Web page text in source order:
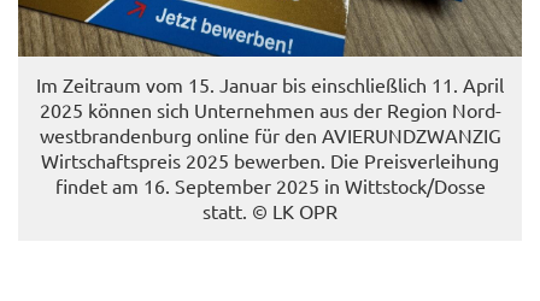
Im Zeit­raum vom 15. Ja­nu­ar bis ein­schließ­lich 11. April
2025 kön­nen sich Un­ter­neh­men aus der Re­gi­on Nord­
west­bran­den­burg on­line für den AVIER­UND­ZWAN­ZIG
Wirt­schafts­preis 2025 be­wer­ben. Die Preis­ver­lei­hung
fin­det am 16. Sep­tem­ber 2025 in Witt­stock/Dosse
statt. © LK OPR